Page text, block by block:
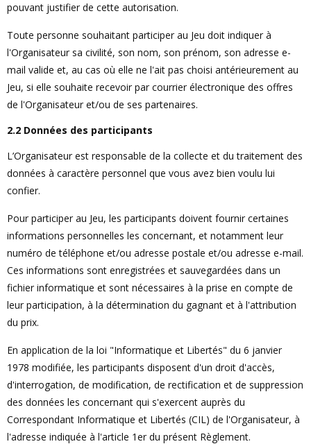
pouvant justifier de cette autorisation.
Toute personne souhaitant participer au Jeu doit indiquer à
l'Organisateur sa civilité, son nom, son prénom, son adresse e-
mail valide et, au cas où elle ne l'ait pas choisi antérieurement au
Jeu, si elle souhaite recevoir par courrier électronique des offres
de l'Organisateur et/ou de ses partenaires.
2.2 Données des participants
L’Organisateur est responsable de la collecte et du traitement des
données à caractère personnel que vous avez bien voulu lui
confier.
Pour participer au Jeu, les participants doivent fournir certaines
informations personnelles les concernant, et notamment leur
numéro de téléphone et/ou adresse postale et/ou adresse e-mail.
Ces informations sont enregistrées et sauvegardées dans un
fichier informatique et sont nécessaires à la prise en compte de
leur participation, à la détermination du gagnant et à l'attribution
du prix.
En application de la loi "Informatique et Libertés" du 6 janvier
1978 modifiée, les participants disposent d'un droit d'accès,
d'interrogation, de modification, de rectification et de suppression
des données les concernant qui s'exercent auprès du
Correspondant Informatique et Libertés (CIL) de l'Organisateur, à
l'adresse indiquée à l'article 1er du présent Règlement.